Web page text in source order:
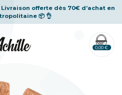
offerte dès 70€ d’achat en
📦 👌
0,00 €